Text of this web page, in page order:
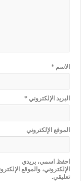
الاسم*
البريد الإلكتروني*
الموقع الإلكتروني
احفظ اسمي، بريدي
الإلكتروني، والموقع
تعليقي.